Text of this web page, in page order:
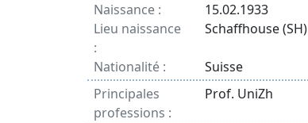
Naissance :
15.02.1933
Lieu naissance
:
Schaffhouse (SH)
Nationalité :
Suisse
Principales
professions :
Prof. UniZh